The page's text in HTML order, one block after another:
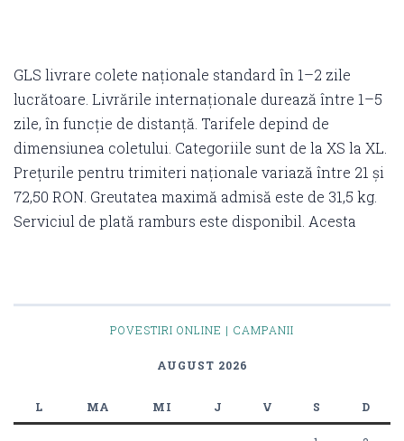
GLS livrare colete naționale standard în 1–2 zile
lucrătoare. Livrările internaționale durează între 1–5
zile, în funcție de distanță. Tarifele depind de
dimensiunea coletului. Categoriile sunt de la XS la XL.
Prețurile pentru trimiteri naționale variază între 21 și
72,50 RON. Greutatea maximă admisă este de 31,5 kg.
Serviciul de plată ramburs este disponibil. Acesta
POVESTIRI ONLINE | CAMPANII
AUGUST 2026
L MA MI J V S D